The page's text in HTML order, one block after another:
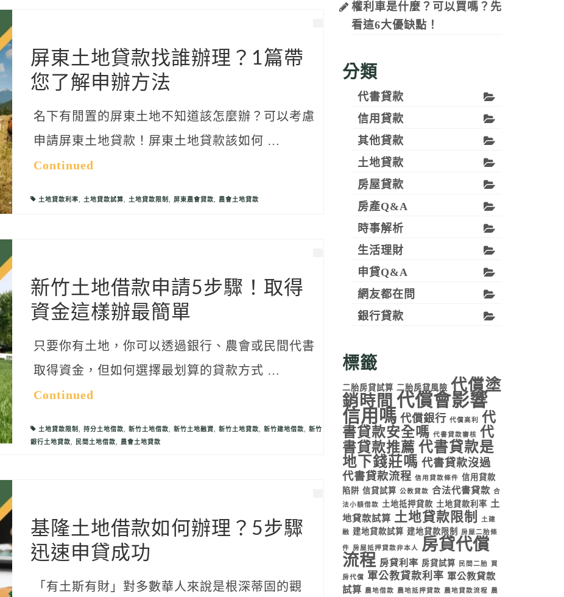
屏東土地貸款找誰辦理？1篇帶
您了解申辦方法
名下有閒置的屏東土地不知道該怎麼辦？可以考慮
申請屏東土地貸款！屏東土地貸款該如何 …
Continued
土地貸款利率, 土地貸款試算, 土地貸款限制 , 屏東農會貸款, 農會土地貸款
新竹土地借款申請5步驟！取得
資金這樣辦最簡單
只要你有土地，你可以透過銀行、農會或民間代書
取得資金，但如何選擇最划算的貸款方式 …
Continued
土地貸款限制 持分土地借款 新竹土地借款 新竹土地融資 新竹土地貸款 新竹建地借款
新竹
銀行土地貸款
民間土地借款 農會土地貸款
基隆土地借款如何辦理？5步驟
迅速申貸成功
「有土斯有財」對多數華人來說是根深蒂固的觀
權利車是什麼？可以買嗎？先
看這6大優缺點！
分類
代書貸款
信用貸款
其他貸款
土地貸款
房屋貸款
房產Q&A
時事解析
生活理財
申貸Q&A
網友都在問
銀行貸款
標籤
二胎房貸試算 二胎房貸風險 代償塗
銷時間 代償會影響
信用嗎 代償銀行 代償高利
代
書貸款安全嗎 代書貸款審核 代
書貸款推薦 代書貸款是
地下錢莊嗎 代書貸款沒過
代書貸款流程 信用貸款條件 信用貸款
陷阱 信貸試算 公教貸款 合法代書貸款 合
法小額借款 土地抵押貸款 土地貸款利率 土
地貸款試算 土地貸款限制
土建
融
建地貸款試算 建地貸款限制 房屋二胎條
件 房屋抵押貸款非本人
房貸代償
流程 房貸利率 房貸試算 民間二胎
買
房代償
軍公教貸款利率 軍公教貸款
試算
農地借款 農地抵押貸款 農地貸款流程
農